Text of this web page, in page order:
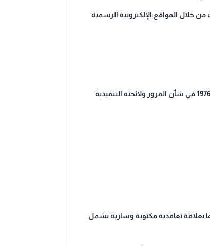
خلال المواقع الإلكترونية الرسمية
تمتنع الجهة المختصة عن إصدار أو تجديد ترخيص المركبات الآلية على النحو المنظم في المادة (6) من المرسوم بقانون رقم (67) لسنة 1976 في شأن المرور ولائحته التنفيذية
بعلاقة تعاقدية مكتوبة وسارية تشمل